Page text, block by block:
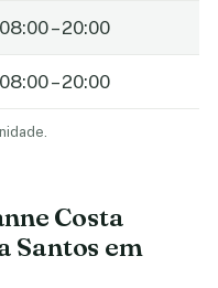
08:00 – 20:00
08:00 – 20:00
Costa
Santos em